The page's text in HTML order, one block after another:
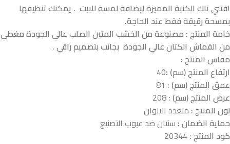
اقتني تلك الكنبة المميزة لإضافة لمسة للبيت . يمكنك تنظيفها
بمسحة رقيقة فقط عند الحاجة.
خامة المنتج : مصنوعة من الخشب المتين الصلب عالي الجودة مغطي
من القماش الكتان عالي الجودة بجانب بتصميم راقي .
مقاس المنتج :
ارتفاع المنتج (سم) :40
عمق المنتج (سم) : 81
عرض المنتج (سم) :208
لون المنتج : متعدد الالوان
حماية الضمان : سنتان ضد عيوب التصنيع
كود المنتج :20344